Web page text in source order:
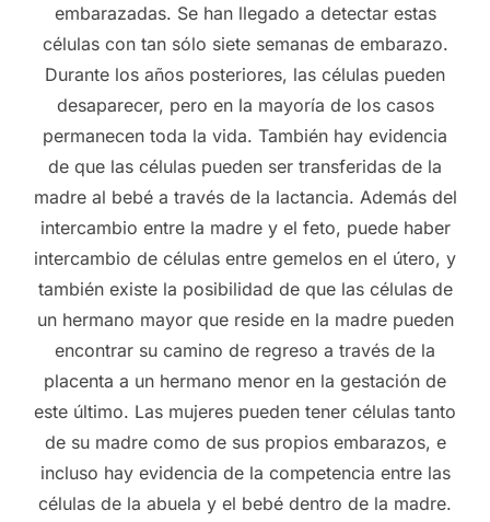
embarazadas. Se han llegado a detectar estas
células con tan sólo siete semanas de embarazo.
Durante los años posteriores, las células pueden
desaparecer, pero en la mayoría de los casos
permanecen toda la vida. También hay evidencia
de que las células pueden ser transferidas de la
madre al bebé a través de la lactancia. Además del
intercambio entre la madre y el feto, puede haber
intercambio de células entre gemelos en el útero, y
también existe la posibilidad de que las células de
un hermano mayor que reside en la madre pueden
encontrar su camino de regreso a través de la
placenta a un hermano menor en la gestación de
este último. Las mujeres pueden tener células tanto
de su madre como de sus propios embarazos, e
incluso hay evidencia de la competencia entre las
células de la abuela y el bebé dentro de la madre.